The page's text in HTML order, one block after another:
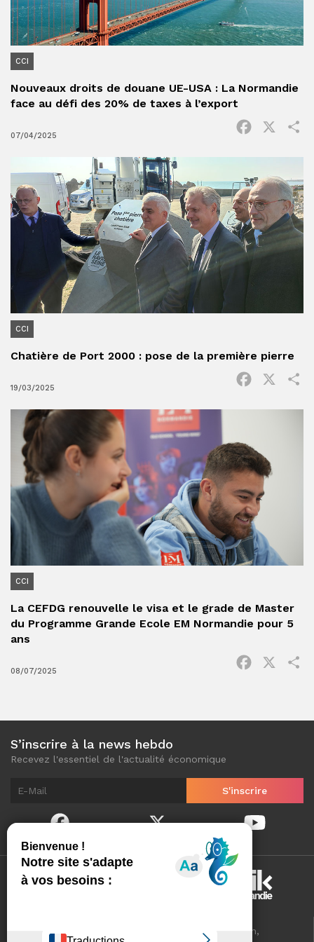
CCI
Nouveaux droits de douane UE-USA : La Normandie
face au défi des 20% de taxes à l’export
07/04/2025
Facebook
CCI
Chatière de Port 2000 : pose de la première pierre
19/03/2025
Facebook
CCI
La CEFDG renouvelle le visa et le grade de Master
du Programme Grande Ecole EM Normandie pour 5
ans
08/07/2025
Facebook
S’inscrire à la news hebdo
Recevez l'essentiel de l'actualité économique
Normandinamik sélectionne pour vous, au quotidien,